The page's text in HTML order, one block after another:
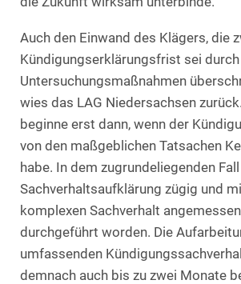
Auch den Einwand des Klägers, die
Kündigungserklärungsfrist sei
Untersuchungsmaßnahmen
wies das LAG Niedersachsen
beginne erst dann, wenn der
von den maßgeblichen Tatsachen
habe. In dem zugrundeliegenden
Sachverhaltsaufklärung zügig und
komplexen Sachverhalt
durchgeführt worden. Die
umfassenden
demnach auch bis zu zwei Monate